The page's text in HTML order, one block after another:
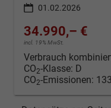
01.02.2026
34.990,– €
incl. 19% MwSt.
Verbrauch
CO2-Klasse: D
CO2-Emissionen: